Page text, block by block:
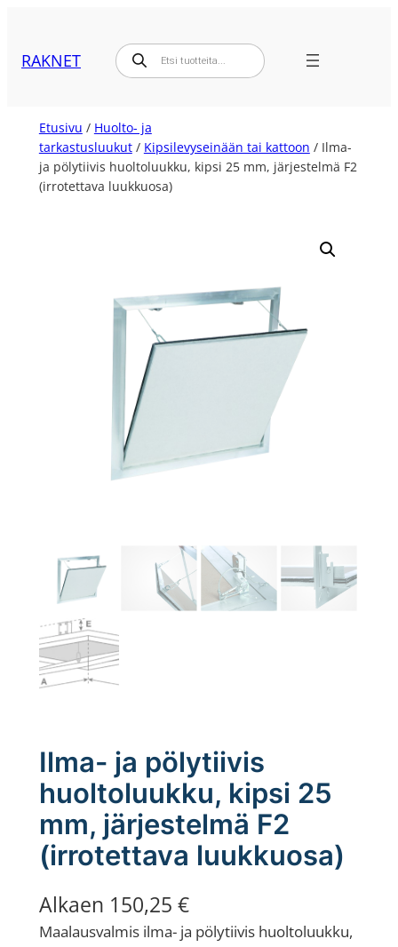
RAKNET Products
search
Etusivu / Huolto- ja
tarkastusluukut/ Kipsilevyseinään tai kattoon / Ilma-
ja pölytiivis huoltoluukku, kipsi 25 mm, järjestelmä F2
(irrotettava luukkuosa)
Ilma- ja pölytiivis
huoltoluukku, kipsi 25
mm, järjestelmä F2
(irrotettava luukkuosa)
Alkaen 150,25 €
Maalausvalmis ilma- ja pölytiivis huoltoluukku,